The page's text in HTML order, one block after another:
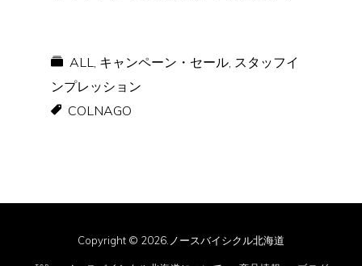
ALL キャンペーン・セール, スタッフイ
ンプレッション
COLNAGO
Copyright © 2026.ノースバイシクル北海道